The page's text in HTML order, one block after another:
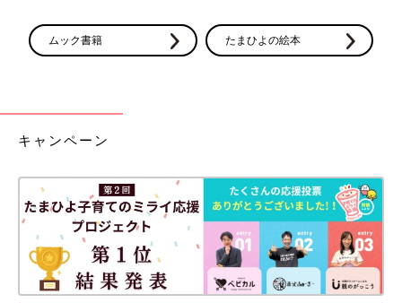
ムック書籍 たまひよの絵本
キャンペーン